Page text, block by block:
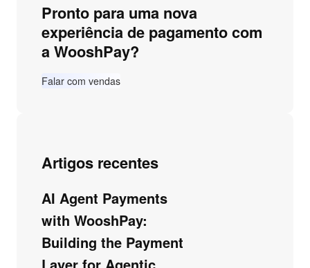
Pronto para uma nova
experiência de pagamento com
a WooshPay?
Falar com vendas
Artigos recentes
AI Agent Payments
with WooshPay:
Building the Payment